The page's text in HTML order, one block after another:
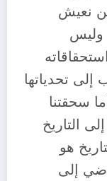
نعيش
وليس
إلى تحدياتها
سحقتنا
التاريخ
هو
إلى